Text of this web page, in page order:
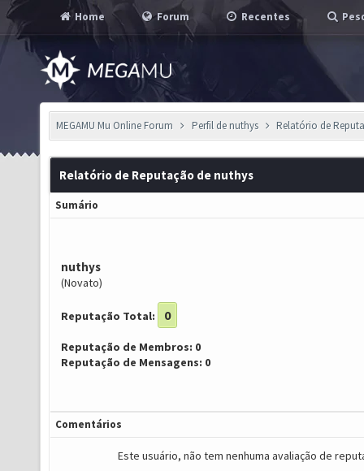
Home Forum Recentes
MEGAMU Mu Online Forum Perfil de nuthys Relatório de
Relatório de Reputação de nuthys
Sumário
nuthys
(Novato)
Reputação Total: 0
Reputação de Membros: 0
Reputação de Mensagens: 0
Comentários
Este usuário, não tem nenhuma avaliação de